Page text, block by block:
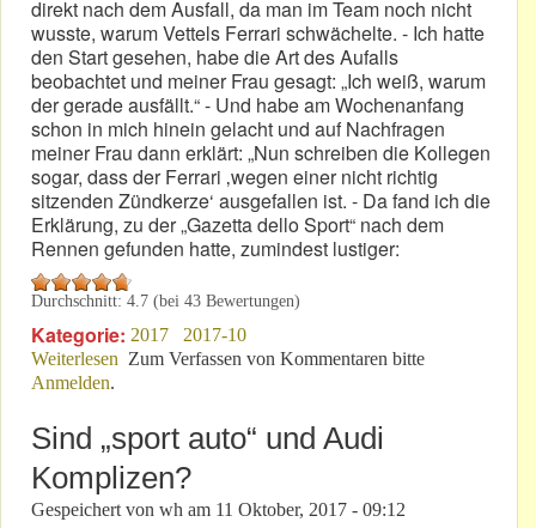
direkt nach dem Ausfall, da man im Team noch nicht
wusste, warum Vettels Ferrari schwächelte. - Ich hatte
den Start gesehen, habe die Art des Aufalls
beobachtet und meiner Frau gesagt: „Ich weiß, warum
der gerade ausfällt.“ - Und habe am Wochenanfang
schon in mich hinein gelacht und auf Nachfragen
meiner Frau dann erklärt: „Nun schreiben die Kollegen
sogar, dass der Ferrari ‚wegen einer nicht richtig
sitzenden Zündkerze‘ ausgefallen ist. - Da fand ich die
Erklärung, zu der „Gazetta dello Sport“ nach dem
Rennen gefunden hatte, zumindest lustiger:
Durchschnitt: 4.7 (bei 43 Bewertungen)
Kategorie: 2017
2017-10
Weiterlesen über Japan-GP: „Eine Zündkerze verrät Vettel“
Zum Verfassen von Kommentaren bitte
Anmelden.
Sind „sport auto“ und Audi
Komplizen?
Gespeichert von wh am 11 Oktober, 2017 - 09:12